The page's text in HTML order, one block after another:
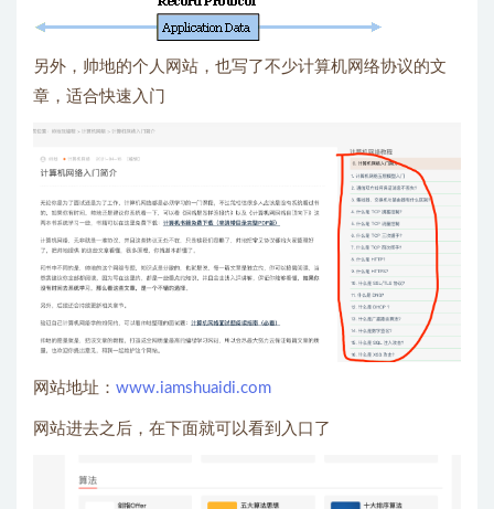
另外，帅地的个人网站，也写了不少计算机网络协议的文
章，适合快速入门
网站地址： www.iamshuaidi.com
网站进去之后，在下面就可以看到入口了